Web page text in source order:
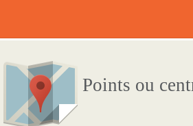
Points ou